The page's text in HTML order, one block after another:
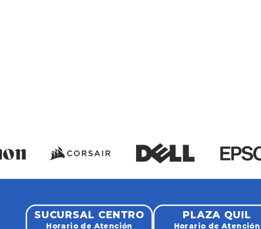
SUCURSAL CENTRO
Horario de Atención
PLAZA QUIL
Horario de Atención